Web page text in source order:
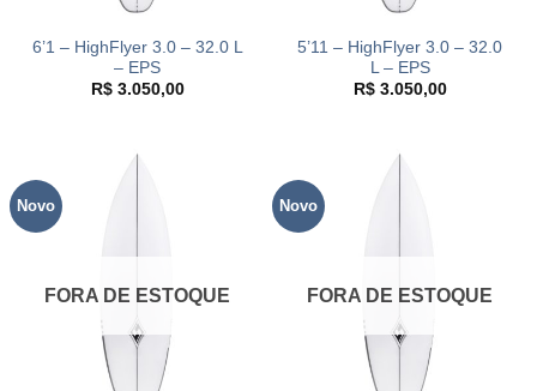
6’1 – HighFlyer 3.0 – 32.0 L
– EPS
R$3.050,00
5’11 – HighFlyer 3.0 – 32.0
L – EPS
R$3.050,00
Novo
FORA DE ESTOQUE
Novo
FORA DE ESTOQUE